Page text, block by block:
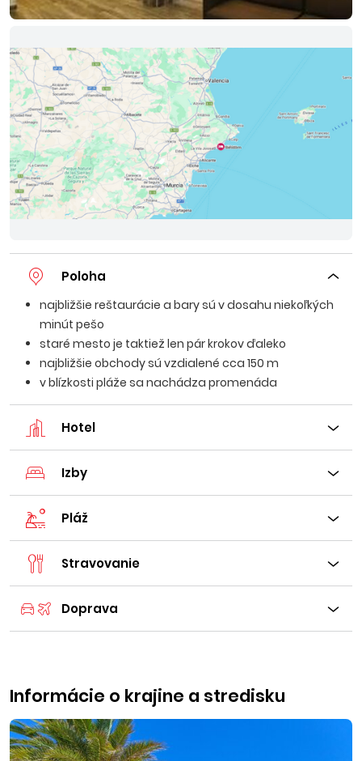
Poloha
najbližšie reštaurácie a bary sú v dosahu niekoľkých
minút pešo
staré mesto je taktiež len pár krokov ďaleko
najbližšie obchody sú vzdialené cca 150 m
v blízkosti pláže sa nachádza promenáda
Hotel
Izby
Pláž
Stravovanie
Doprava
Informácie o krajine a stredisku